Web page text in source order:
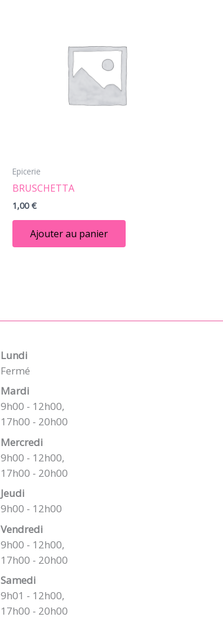
Epicerie
BRUSCHETTA
1,00€
Ajouter au panier
Lundi
Fermé
Mardi
9h00 - 12h00,
17h00 - 20h00
Mercredi
9h00 - 12h00,
17h00 - 20h00
Jeudi
9h00 - 12h00
Vendredi
9h00 - 12h00,
17h00 - 20h00
Samedi
9h01 - 12h00,
17h00 - 20h00